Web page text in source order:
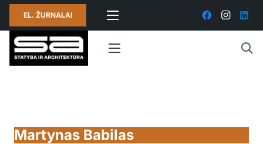
EL. ŽURNALAI
Martynas Babilas